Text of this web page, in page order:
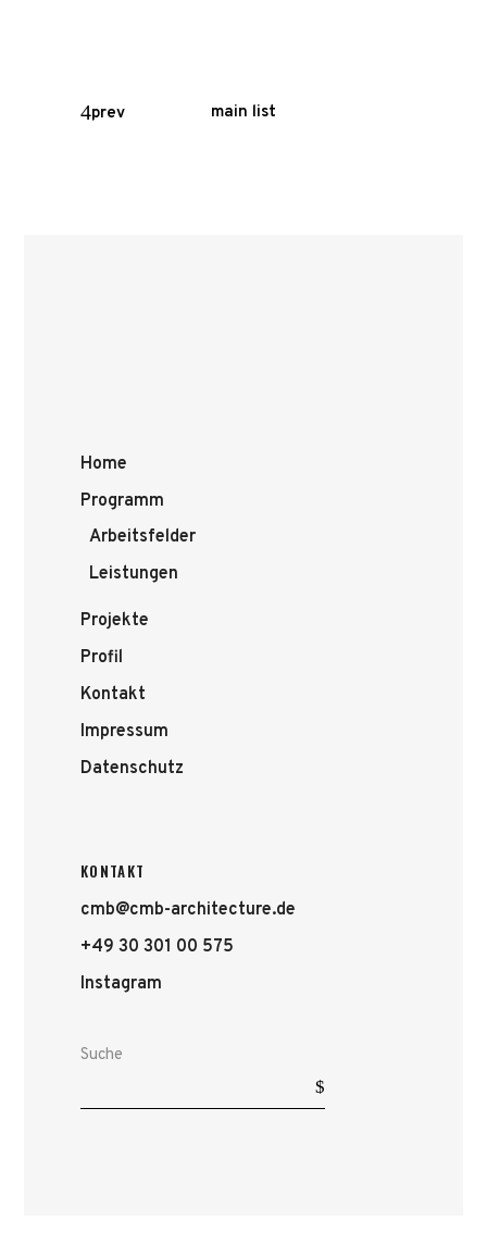
prev main list
Home
Programm
Arbeitsfelder
Leistungen
Projekte
Profil
Kontakt
Impressum
Datenschutz
KONTAKT
cmb@cmb-architecture.de
+49 30 301 00 575
Instagram
Suche